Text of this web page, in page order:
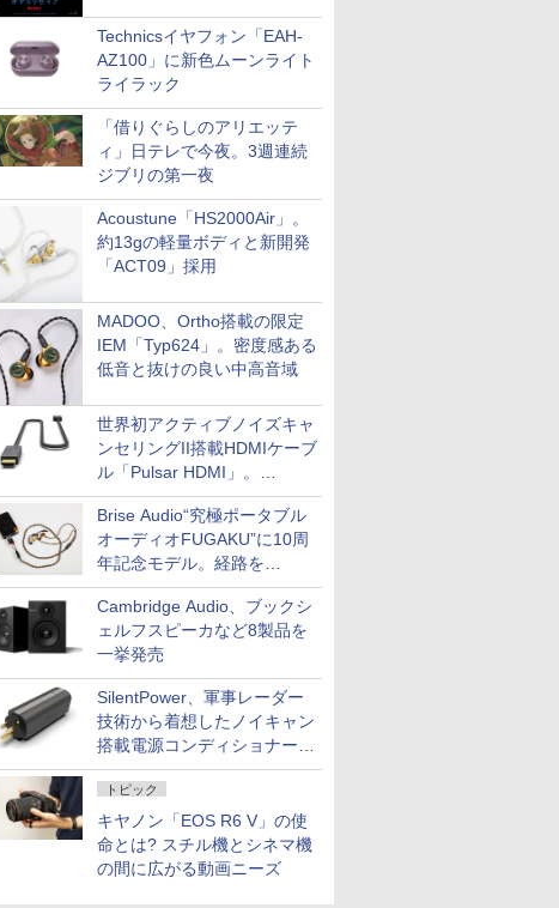
Technicsイヤフォン「EAH-
AZ100」に新色ムーンライト
ライラック
「借りぐらしのアリエッテ
ィ」日テレで今夜。3週連続
ジブリの第一夜
Acoustune「HS2000Air」。
約13gの軽量ボディと新開発
「ACT09」採用
MADOO、Ortho搭載の限定
IEM「Typ624」。密度感ある
低音と抜けの良い中高音域
世界初アクティブノイズキャ
ンセリングII搭載HDMIケーブ
ル「Pulsar HDMI」。
SilentPowerから
Brise Audio“究極ポータブル
オーディオFUGAKU”に10周
年記念モデル。経路を
NISHIKIで統一。400万円
Cambridge Audio、ブックシ
ェルフスピーカなど8製品を
一挙発売
SilentPower、軍事レーダー
技術から着想したノイキャン
搭載電源コンディショナー
「AC iPurifier2」
トピック
キヤノン「EOS R6 V」の使
命とは? スチル機とシネマ機
の間に広がる動画ニーズ